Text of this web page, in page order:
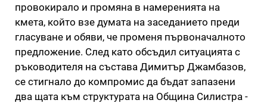
провокирало и промяна в намеренията на
кмета, който взе думата на заседанието преди
гласуване и обяви, че променя първоначалното
предложение. След като обсъдил ситуацията с
ръководителя на състава Димитър Джамбазов,
се стигнало до компромис да бъдат запазени
два щата към структурата на Община Силистра -